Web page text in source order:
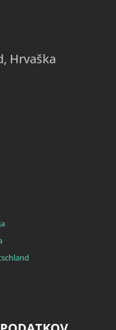
Hrvaška